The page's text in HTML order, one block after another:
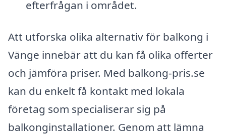
efterfrågan i området.
Att utforska olika alternativ för balkong i
Vänge innebär att du kan få olika offerter
och jämföra priser. Med balkong-pris.se
kan du enkelt få kontakt med lokala
företag som specialiserar sig på
balkonginstallationer. Genom att lämna